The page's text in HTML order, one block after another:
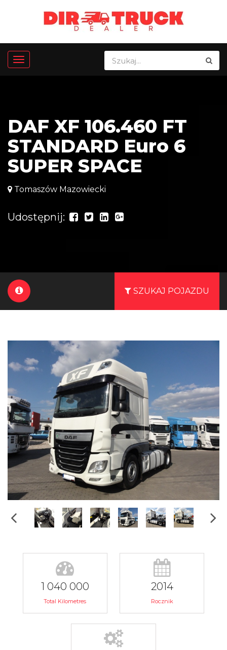
DAF XF 106.460 FT
STANDARD Euro 6
SUPER SPACE
Tomaszów Mazowiecki
Udostępnij:
SZUKAJ POJAZDU
1 040 000
Total Kilometres
2014
Rocznik